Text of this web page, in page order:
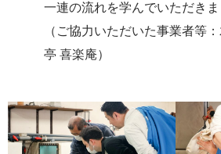
一連の流れを学んでいただきま
（ご協力いただいた事業者等
亭 喜楽庵）